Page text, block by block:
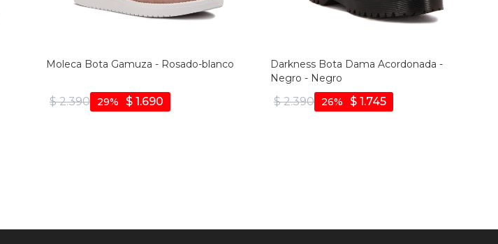
Moleca Bota Gamuza - Rosado-blanco
$ 2.390 $ 1.690
29
Darkness Bota Dama Acordonada -
Negro - Negro
$ 2.390 $ 1.745
26